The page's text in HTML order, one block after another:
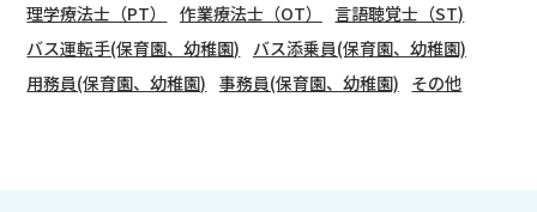
理学療法士（PT）
作業療法士（OT）
言語聴覚士（ST)
バス運転手(保育園、幼稚園)
バス添乗員(保育園、幼稚園)
用務員(保育園、幼稚園) 事務員(保育園、幼稚園) その他